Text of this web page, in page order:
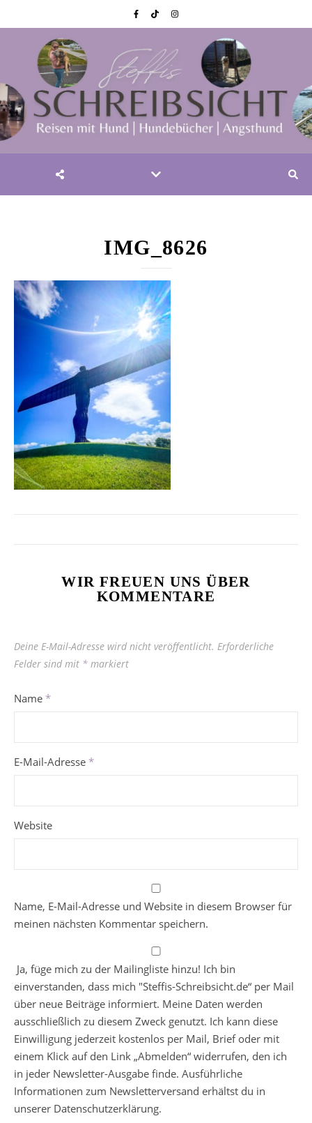
IMG_8626
WIR FREUEN UNS ÜBER
KOMMENTARE
Deine E-Mail-Adresse wird nicht veröffentlicht. Erforderliche
Felder sind mit * markiert
Name *
E-Mail-Adresse *
Website
Name, E-Mail-Adresse und Website in diesem Browser für
meinen nächsten Kommentar speichern.
Ja, füge mich zu der Mailingliste hinzu! Ich bin
einverstanden, dass mich "Steffis-Schreibsicht.de“ per Mail
über neue Beiträge informiert. Meine Daten werden
ausschließlich zu diesem Zweck genutzt. Ich kann diese
Einwilligung jederzeit kostenlos per Mail, Brief oder mit
einem Klick auf den Link „Abmelden“ widerrufen, den ich
in jeder Newsletter-Ausgabe finde. Ausführliche
Informationen zum Newsletterversand erhältst du in
unserer Datenschutzerklärung.